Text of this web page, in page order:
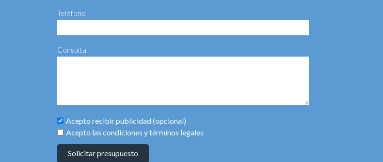
Teléfono
Consulta
Acepto recibir publicidad (opcional)
Acepto las condiciones y términos legales
Solicitar presupuesto